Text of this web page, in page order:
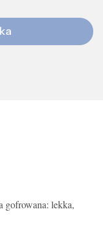
gofrowana: lekka,